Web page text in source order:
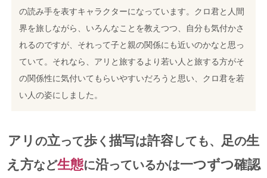
の読み手を表すキャラクターになっています。クロ君と人間
界を旅しながら、いろんなことを教えつつ、自分も気付かさ
れるのですが、それって子と親の関係にも近いのかなと思っ
ていて。それなら、アリと旅するより若い人と旅する方がそ
の関係性に気付いてもらいやすいだろうと思い、クロ君を若
い人の姿にしました。
アリ の立って歩 く 描写は許容しても、 足の生
え方など生態に沿っているかは一つずつ確認